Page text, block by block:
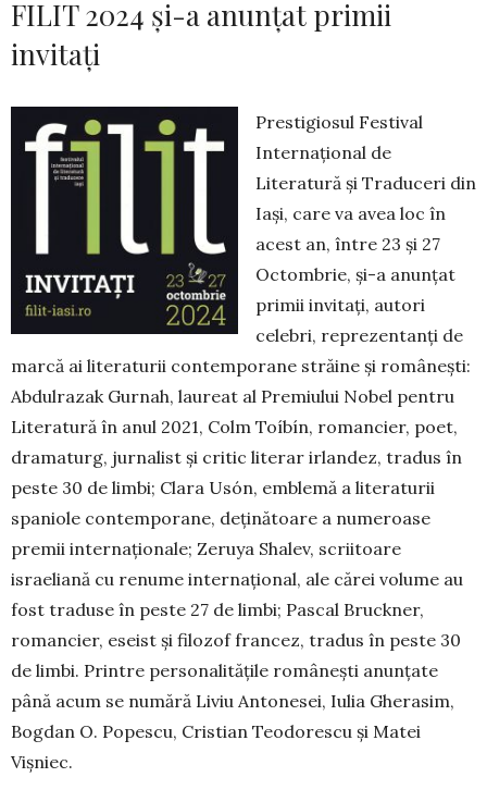
FILIT 2024 şi-a anunţat primii
invitaţi
Prestigiosul Festival
Internaţional de
Literatură şi Traduceri din
Iaşi, care va avea loc în
acest an, între 23 şi 27
Octombrie, şi-a anunţat
primii invitaţi, autori
celebri, reprezentanţi de
marcă ai literaturii contemporane străine şi româneşti:
Abdulrazak Gurnah, laureat al Premiului Nobel pentru
Literatură în anul 2021, Colm Toíbín, romancier, poet,
dramaturg, jurnalist şi critic literar irlandez, tradus în
peste 30 de limbi; Clara Usón, emblemă a literaturii
spaniole contemporane, deţinătoare a numeroase
premii internaţionale; Zeruya Shalev, scriitoare
israeliană cu renume internaţional, ale cărei volume au
fost traduse în peste 27 de limbi; Pascal Bruckner,
romancier, eseist şi filozof francez, tradus în peste 30
de limbi. Printre personalităţile româneşti anunţate
până acum se numără Liviu Antonesei, Iulia Gherasim,
Bogdan O. Popescu, Cristian Teodorescu şi Matei
Vişniec.